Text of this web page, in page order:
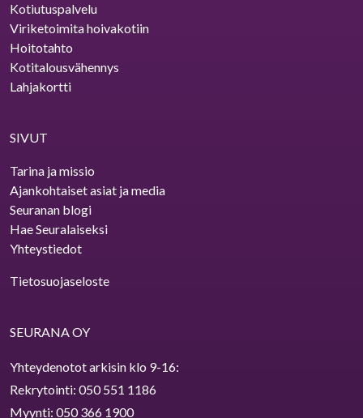
Kotiutuspalvelu
Viriketoimita hoivakotiin
Hoitotahto
Kotitalousvähennys
Lahjakortti
SIVUT
Tarina ja missio
Ajankohtaiset asiat ja media
Seuranan blogi
Hae Seuralaiseksi
Yhteystiedot
Tietosuojaseloste
SEURANA OY
Yhteydenotot arkisin klo 9⁠-⁠16:
Rekrytointi: 050 551 1186
Myynti: 050 366 1900